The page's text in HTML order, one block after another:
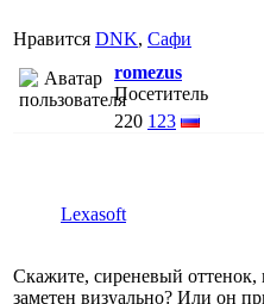
Нравится DNK, Сафи
romezus
Посетитель
220 123
Lexasoft
Скажите, сиреневый
заметен визуально? Или он